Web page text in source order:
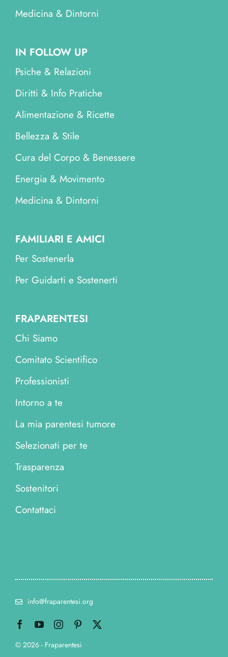
Medicina & Dintorni
IN FOLLOW UP
Psiche & Relazioni
Diritti & Info Pratiche
Alimentazione & Ricette
Bellezza & Stile
Cura del Corpo & Benessere
Energia & Movimento
Medicina & Dintorni
FAMILIARI E AMICI
Per Sostenerla
Per Guidarti e Sostenerti
FRAPARENTESI
Chi Siamo
Comitato Scientifico
Professionisti
Intorno a te
La mia parentesi tumore
Selezionati per te
Trasparenza
Sostenitori
Contattaci
info@fraparentesi.org
© 2026 - Fraparentesi